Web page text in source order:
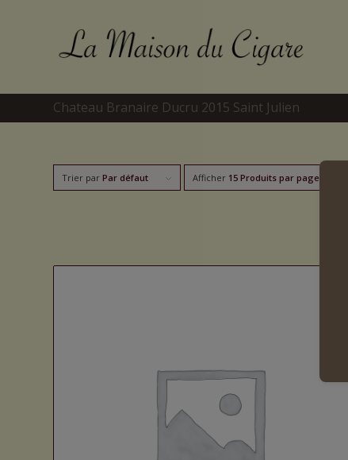
Chateau Branaire Ducru 2015 Saint Julien
Trier par Par défaut Afficher 15 Produits par page